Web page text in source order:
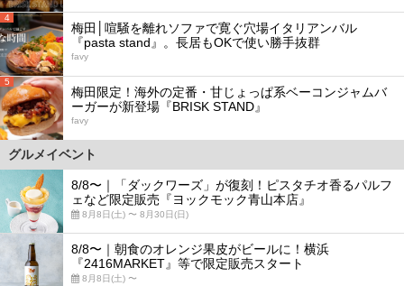
4
梅田│喧騒を離れソファで寛ぐ穴場イタリアンバル
『pasta stand』。長居もOKで使い勝手抜群
favy
5
梅田限定！海外の定番・甘じょっぱ系ベーコンジャムバ
ーガーが新登場『BRISK STAND』
favy
グルメイベント
8/8〜｜「ダックワーズ」が復刻！ピスタチオ香るパルフ
ェなど限定販売『ヨックモック青山本店』
8月8日(土) 〜 8月30日(日)
8/8〜｜朝食のオレンジ果皮がビールに！横浜
『2416MARKET』等で限定販売スタート
8月8日(土) 〜